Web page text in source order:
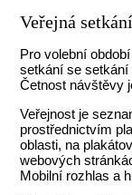
Veřejná
Pro volební
setkání se setkání
Četnost návštěvy
Veřejnost je
prostřednictvím
oblasti, na
webových
Mobilní rozhlas a